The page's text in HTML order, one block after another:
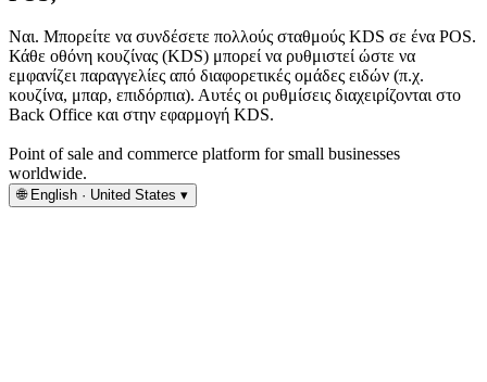
Ναι. Μπορείτε να συνδέσετε πολλούς σταθμούς KDS σε ένα POS.
Κάθε οθόνη κουζίνας (KDS) μπορεί να ρυθμιστεί ώστε να
εμφανίζει παραγγελίες από διαφορετικές ομάδες ειδών (π.χ.
κουζίνα, μπαρ, επιδόρπια). Αυτές οι ρυθμίσεις διαχειρίζονται στο
Back Office και στην εφαρμογή KDS.
Point of sale and commerce platform for small businesses
worldwide.
🌐 English · United States ▾